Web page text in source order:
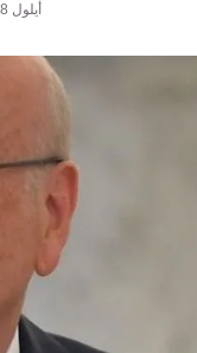
أيلول 28, 2021